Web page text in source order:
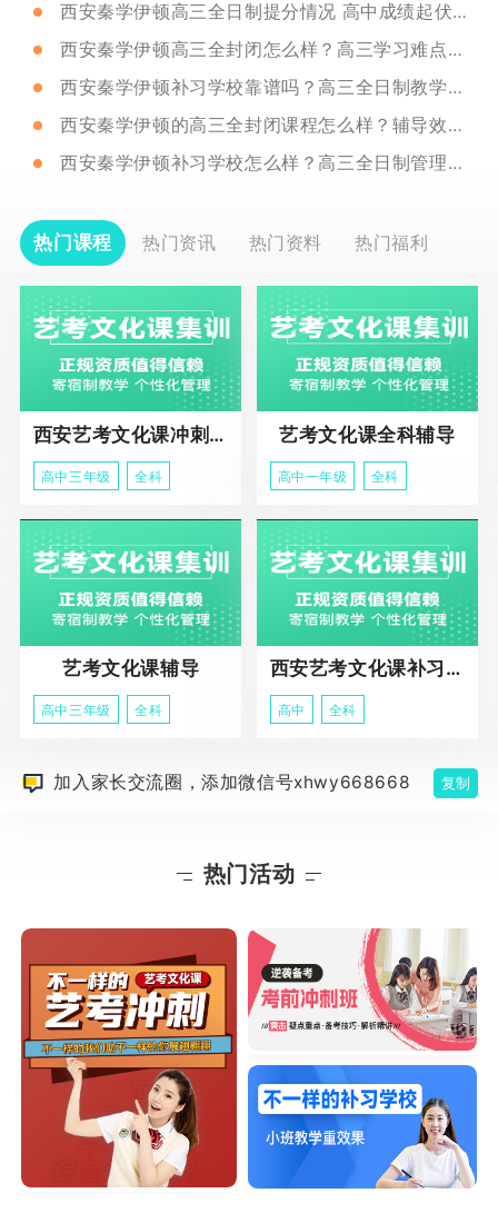
西安秦学伊顿高三全日制提分情况 高中成绩起伏比较大如何稳定？
西安秦学伊顿高三全封闭怎么样？高三学习难点有哪些?
西安秦学伊顿补习学校靠谱吗？高三全日制教学水平怎么样？
西安秦学伊顿的高三全封闭课程怎么样？辅导效果好不好？
西安秦学伊顿补习学校怎么样？高三全日制管理怎么样？
热门课程 热门资讯 热门资料 热门福利
西安艺考文化课冲刺班
高中三年级 全科
艺考文化课全科辅导
高中一年级 全科
艺考文化课辅导
高中三年级 全科
西安艺考文化课补习学校
高中 全科
加入家长交流圈，添加微信号xhwy668668 复制
热门活动